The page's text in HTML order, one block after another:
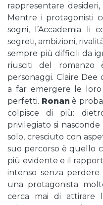
rappresentare
Mentre i protagonisti
sogni, l’Accademia li
segreti, ambizioni,
sempre più difficili da
riusciti del romanzo
personaggi. Claire Dee
a far emergere le loro
perfetti. Ronan è
colpisce di più:
privilegiato si
solo, cresciuto con
suo percorso è quello
più evidente e il
intenso senza
una protagonista
cerca mai di attirare